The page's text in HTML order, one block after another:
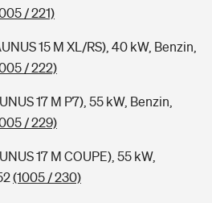
/ 221)
15 M XL/RS), 40 kW, Benzin,
/ 222)
17 M P7), 55 kW, Benzin,
/ 229)
17 M COUPE), 55 kW,
(1005 / 230)